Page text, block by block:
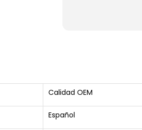
Calidad OEM
Español